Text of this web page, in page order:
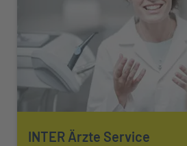
INTER Ärzte Service
Mehr über erfahren